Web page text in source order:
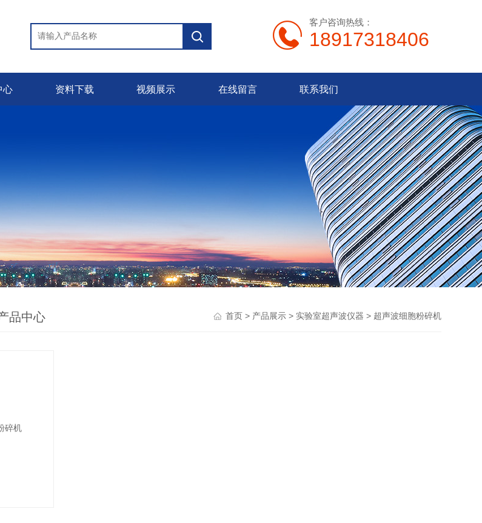
客户咨询热线：
18917318406
心 资料下载 视频展示 在线留言 联系我们
品中心 首页> 产品展示> 实验室超声波仪器 > 超声波细胞粉碎机